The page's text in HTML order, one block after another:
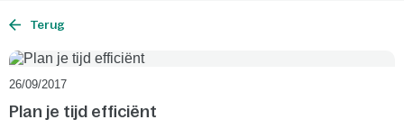
Terug
26/09/2017
Plan je tijd efficiënt